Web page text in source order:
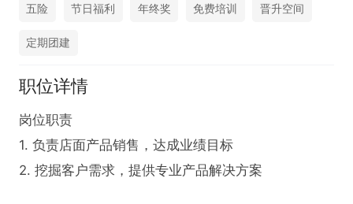
五险 节日福利 年终奖 免费培训 晋升空间
定期团建
职位详情
岗位职责
1. 负责店面产品销售，达成业绩目标
2. 挖掘客户需求，提供专业产品解决方案